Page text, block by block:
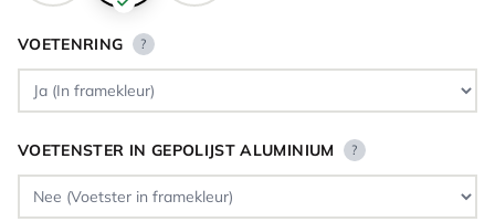
VOETENRING ?
VOETENSTER IN GEPOLIJST ALUMINIUM ?